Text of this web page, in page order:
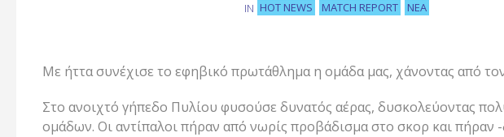
IN HOT NEWS MATCH REPORT ΝΈΑ
Με ήττα συνέχισε το εφηβικό πρωτάθλημα η ομάδα μας, χάνοντας από
Στο ανοιχτό γήπεδο Πυλίου φυσούσε δυνατός αέρας, δυσκολεύοντας
ομάδων. Οι αντίπαλοι πήραν από νωρίς προβάδισμα στο σκορ και πήραν